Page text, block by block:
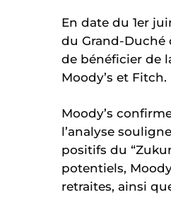
En date du 1er
du Grand-Duché
de bénéficier de
Moody’s et Fitch.
Moody’s
l’analyse
positifs du
potentiels,
retraites, ainsi